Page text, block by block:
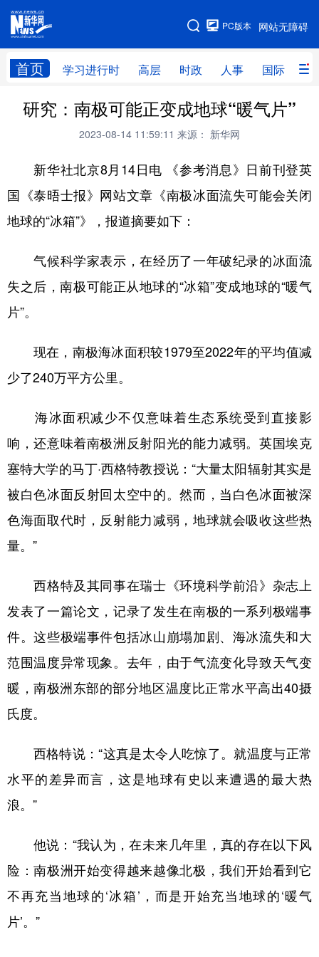
网站无障碍
PC版本
首页 学习进行时 高层 时政 人事 国际 财
网站地图
学习进行时 高层 时政 人事
财经 网评
台湾 思客智库 全球连线 教育
科技 科创 量子 体育
文化 书画 健康
访谈 视频 图片 政务
法律 中央文件 金融 汽车
学术中国 乡村振兴 银龄 溯源中国
城市 旅游
公益 一带一路 亚太网 上市公司
文化产业
地方频道
辽宁 吉林 上海 江苏
浙江 安徽 福建 江西
山东 河南 湖北 湖南
广东 广西 海南 重庆
新疆 内蒙古 黑龙江
多语种频道
English Español Français عربى
Русский язык 日本語 한국어
Deutsch Português
研究：南极可能正变成地球“暖气片”
2023-08-14 11:59:11 来源： 新华网
新华社北京8月14日电 《参考消息》日前刊登英
国《泰晤士报》网站文章《南极冰面流失可能会关闭
地球的“冰箱”》，报道摘要如下：
气候科学家表示，在经历了一年破纪录的冰面流
失之后，南极可能正从地球的“冰箱”变成地球的“暖气
片”。
现在，南极海冰面积较1979至2022年的平均值减
少了240万平方公里。
海冰面积减少不仅意味着生态系统受到直接影
响，还意味着南极洲反射阳光的能力减弱。英国埃克
塞特大学的马丁·西格特教授说：“大量太阳辐射其实是
被白色冰面反射回太空中的。然而，当白色冰面被深
色海面取代时，反射能力减弱，地球就会吸收这些热
量。”
西格特及其同事在瑞士《环境科学前沿》杂志上
发表了一篇论文，记录了发生在南极的一系列极端事
件。这些极端事件包括冰山崩塌加剧、海冰流失和大
范围温度异常现象。去年，由于气流变化导致天气变
暖，南极洲东部的部分地区温度比正常水平高出40摄
氏度。
西格特说：“这真是太令人吃惊了。就温度与正常
水平的差异而言，这是地球有史以来遭遇的最大热
浪。”
他说：“我认为，在未来几年里，真的存在以下风
险：南极洲开始变得越来越像北极，我们开始看到它
不再充当地球的‘冰箱’，而是开始充当地球的‘暖气
片’。”